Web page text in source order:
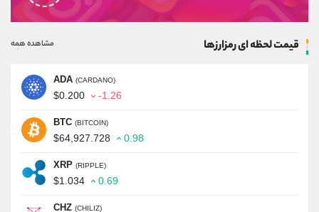
قیمت لحظه ای رمزارزها مشاهده همه
ADA (CARDANO)
$0.200 -1.26
BTC (BITCOIN)
$64,927.728 0.98
XRP (RIPPLE)
$1.034 0.69
CHZ (CHILIZ)